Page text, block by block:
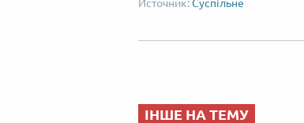
Суспільне
ІНШЕ НА ТЕМУ